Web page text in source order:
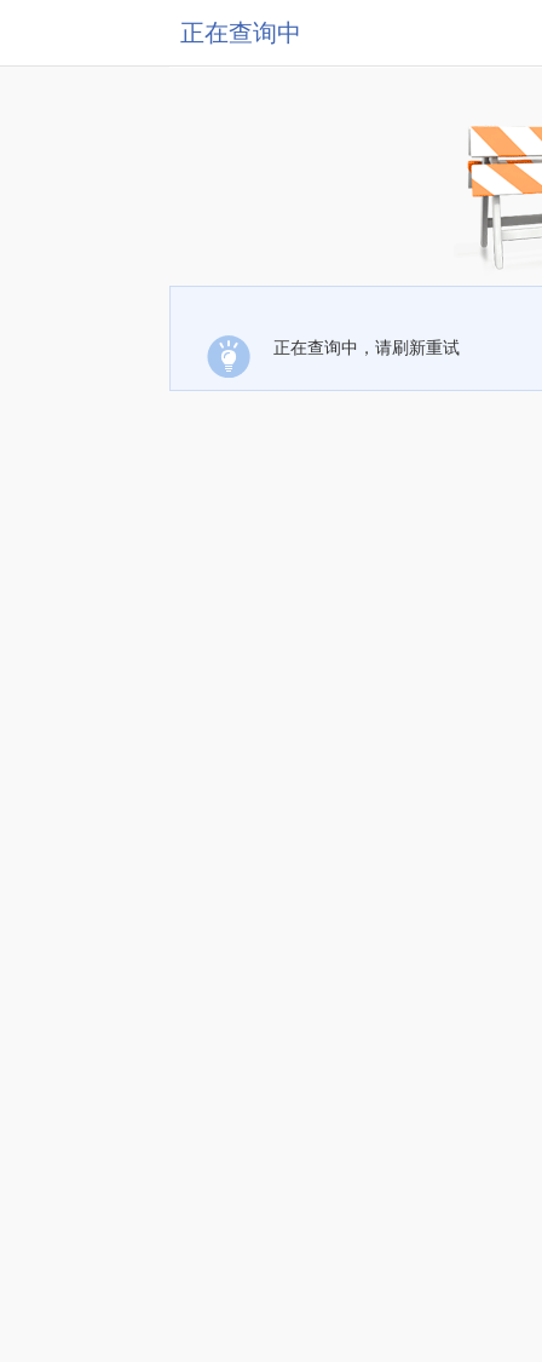
正在查询中
正在查询中，请刷新重试